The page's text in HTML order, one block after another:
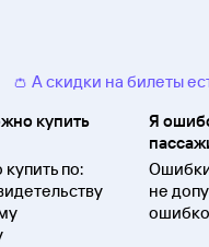
👛 А скидки на билеты
купить
по:
Я
не